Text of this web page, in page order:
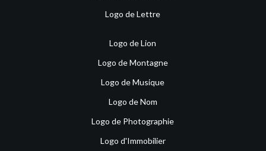
Logo de Lettre
Logo de Lion
Logo de Montagne
Logo de Musique
Logo de Nom
Logo de Photographie
Logo d'Immobilier